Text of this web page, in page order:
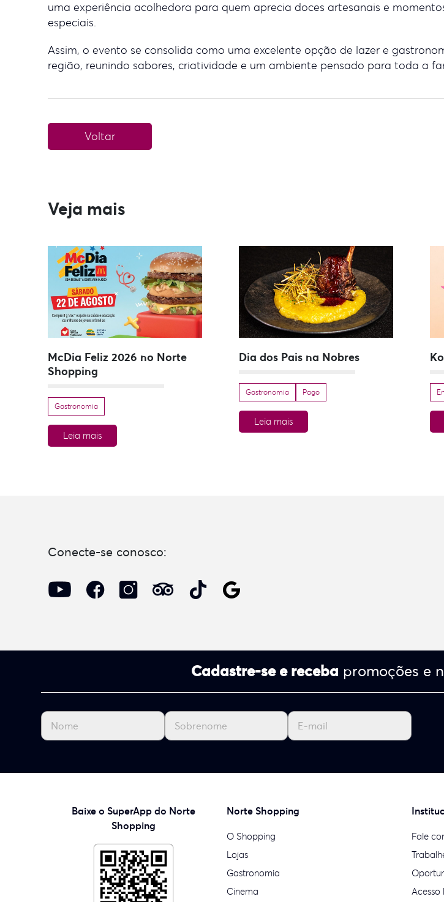
uma experiência acolhedora para quem aprecia doces artesanais e
especiais.
Assim, o evento se consolida como uma excelente opção de lazer e
região, reunindo sabores, criatividade e um ambiente pensado para toda a
Voltar
Veja mais
McDia Feliz 2026 no Norte
Shopping
Gastronomia
Leia mais
Dia dos Pais na Nobres
Gastronomia Pago
Leia mais
Conecte-se conosco:
Cadastre-se e receba promoções e
Baixe o SuperApp do Norte
Shopping
Norte Shopping
O Shopping
Lojas
Gastronomia
Cinema
Fale
Acesso